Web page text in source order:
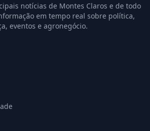
notícias de Montes Claros e de todo
em tempo real sobre política,
eventos e agronegócio.